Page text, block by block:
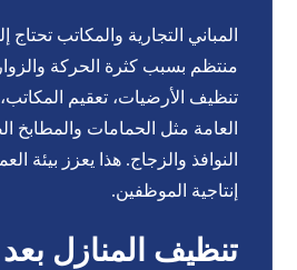
المباني التجارية والمكاتب
منتظم بسبب كثرة الحركة
تنظيف الأرضيات، تعقيم
العامة مثل الحمامات والمطابخ
النوافذ والزجاج. هذا يعزز بيئة
إنتاجية الموظفين.
تنظيف المنازل